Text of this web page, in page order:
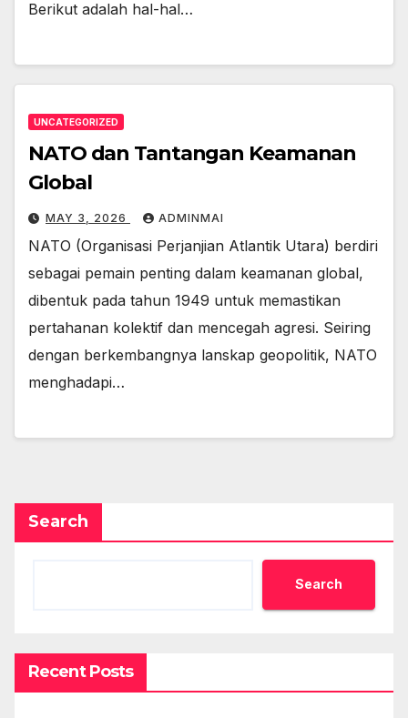
Berikut adalah hal-hal…
UNCATEGORIZED
NATO dan Tantangan Keamanan
Global
MAY 3, 2026 ADMINMAI
NATO (Organisasi Perjanjian Atlantik Utara) berdiri
sebagai pemain penting dalam keamanan global,
dibentuk pada tahun 1949 untuk memastikan
pertahanan kolektif dan mencegah agresi. Seiring
dengan berkembangnya lanskap geopolitik, NATO
menghadapi…
Search
Search
Recent Posts